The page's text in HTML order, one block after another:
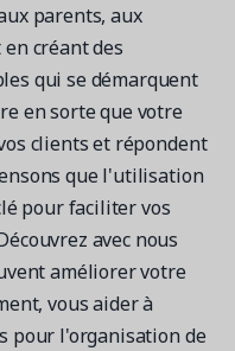
d'inscription et
parents, aux
créant des
qui se démarquent
en sorte que votre
clients et répondent
que l'utilisation
pour faciliter vos
avec nous
améliorer votre
vous aider à
pour l'organisation de